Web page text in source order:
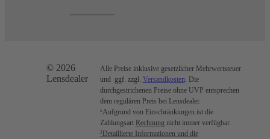
© 2026
Lensdealer
Alle Preise inklusive gesetzlicher Mehrwertsteuer
und ggf. zzgl. Versandkosten . Die
durchgestrichenen Preise ohne UVP entsprechen
dem regulären Preis bei Lensdealer.
¹Aufgrund von Einschränkungen ist die
Zahlungsart Rechnung nicht immer verfügbar.
²Detaillierte Informationen und die